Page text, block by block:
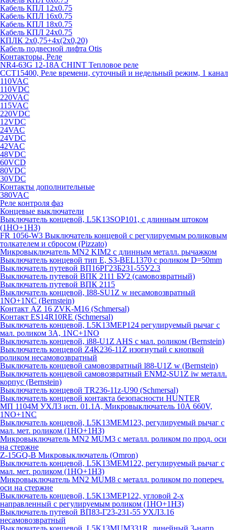
Кабель КПЛ 12х0.75
Кабель КПЛ 16х0.75
Кабель КПЛ 18х0.75
Кабель КПЛ 24х0.75
КПЛК 2х0,75+4х(2х0,20)
Кабель подвесной лифта Otis
Контакторы, Реле
NR4-63G 12-18A CHINT Тепловое реле
CCT15400, Реле времени, суточный и недельный режим, 1 канал
110VAC
110VDC
220VAC
115VAC
220VDC
12VDC
24VAC
24VDC
42VAC
48VDC
60VCD
80VDC
30VDC
Контакты дополнительные
380VAC
Реле контроля фаз
Концевые выключатели
Выключатель концевой, L5K13SOP101, с длинным штоком
(1НО+1НЗ)
FR 1056-W3 Выключатель концевой с регулируемым роликовым
толкателем и сбросом (Pizzato)
Микровыключатель MN2 KIM2 с длинным металл. рычажком
Выключатель концевой тип Е, S3-BEL1370 с роликом D=50mm
Выключатель путевой ВП16РГ23Б231-55У2.3
Выключатель путевой ВПК 2111 БУ2 (самовозвратный)
Выключатель путевой ВПК 2115
Выключатель концевой, I88-SU1Z w несамовозвратный
1NO+1NC (Bernstein)
Контакт AZ 16 ZVK-M16 (Schmersal)
Контакт ES14R10RE (Schmersal)
Выключатель концевой, L5K13MEP124 регулируемый рычаг с
мал. роликом 3А, 1NC+1NO
Выключатель концевой, i88-U1Z AHS с мал. роликом (Bernstein)
Выключатель концевой Z4K236-11Z изогнутый с кнопкой
роликом несамовозвратный
Выключатель концевой самовозвратный l88-U1Z w (Bernstein)
Выключатель концевой самовозвратный ENM2-SU1Z iw металл.
корпус (Bernstein)
Выключатель концевой TR236-11z-U90 (Schmersal)
Выключатель концевой контакта безопасности HUNTER
МП 1104М УХЛ3 исп. 01.1А, Микровыключатель 10А 660V,
1NO+1NC
Выключатель концевой, L5K13MEM123, регулируемый рычаг с
мал. мет. роликом (1НО+1НЗ)
Микровыключатель MN2 MUM3 с металл. роликом по прод. оси
на стержне
Z-15GQ-B Микровыключатель (Omron)
Выключатель концевой, L5K13MEM122, регулируемый рычаг с
мал. мет. роликом (1НО+1НЗ)
Микровыключатель MN2 MUM8 с металл. роликом по попереч.
оси на стержне
Выключатель концевой, L5K13MEP122, угловой 2-х
направленный с регулируемым роликом (1НО+1НЗ)
Выключатель путевой ВП83-Г23-231-55 УХЛ3.16
несамовозвратный
Выключатель концевой, L5K13MUM331R, линейный 3-напр.